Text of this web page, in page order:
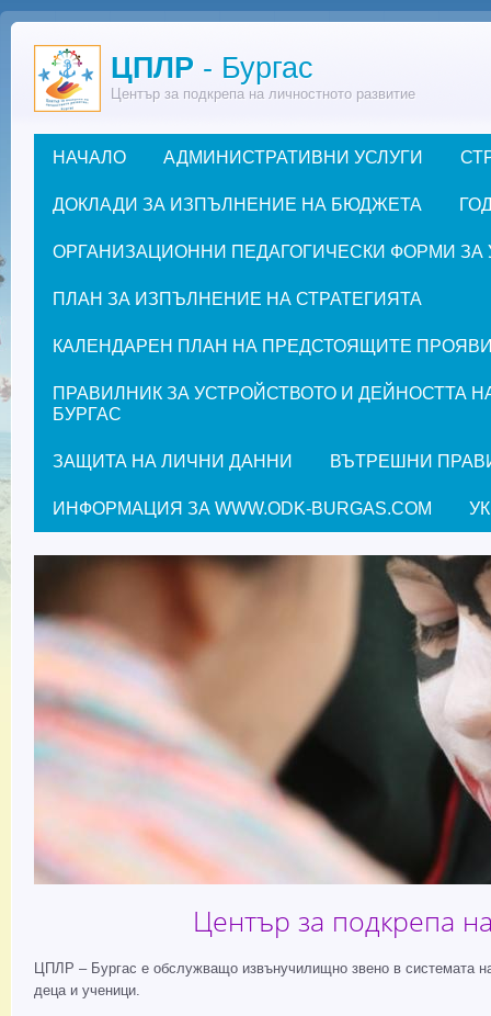
Премини към основното съдържание
ЦПЛР - Бургас
Център за подкрепа на личностното развитие
Основно меню
НАЧАЛО АДМИНИСТРАТИВНИ УСЛУГИ
ДОКЛАДИ ЗА ИЗПЪЛНЕНИЕ НА БЮДЖЕТА
ОРГАНИЗАЦИОННИ ПЕДАГОГИЧЕСКИ ФОРМИ ЗА
ПЛАН ЗА ИЗПЪЛНЕНИЕ НА СТРАТЕГИЯТА
КАЛЕНДАРЕН ПЛАН НА ПРЕДСТОЯЩИТЕ ПРОЯВИ
ПРАВИЛНИК ЗА УСТРОЙСТВОТО И ДЕЙНОСТТА
БУРГАС
ЗАЩИТА НА ЛИЧНИ ДАННИ ВЪТРЕШНИ
ИНФОРМАЦИЯ ЗА WWW.ODK-BURGAS.COM
Център за подкрепа
ЦПЛР – Бургас е обслужващо извънучилищно звено в системата
деца и ученици.